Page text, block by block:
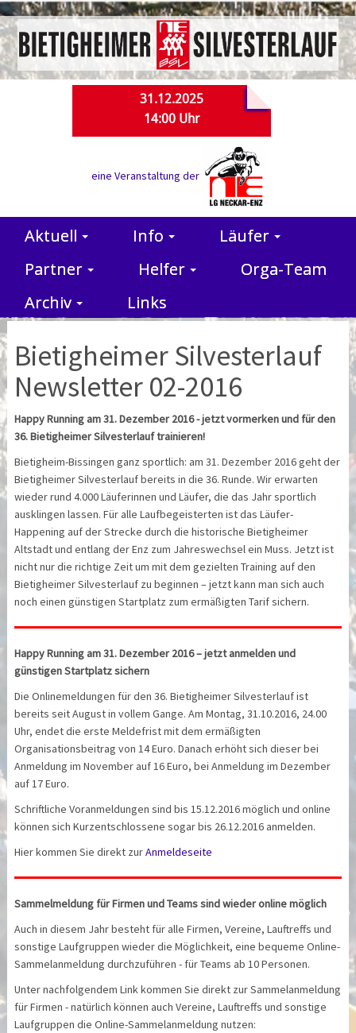
31.12.2025
14:00 Uhr
eine Veranstaltung der
Aktuell Info
Läufer
Partner
Helfer
Orga-Team
Archiv
Links
Bietigheimer Silvesterlauf
Newsletter 02-2016
Happy Running am 31. Dezember 2016 - jetzt vormerken und für den
36. Bietigheimer Silvesterlauf trainieren!
Bietigheim-Bissingen ganz sportlich: am 31. Dezember 2016 geht der
Bietigheimer Silvesterlauf bereits in die 36. Runde. Wir erwarten
wieder rund 4.000 Läuferinnen und Läufer, die das Jahr sportlich
ausklingen lassen. Für alle Laufbegeisterten ist das Läufer-
Happening auf der Strecke durch die historische Bietigheimer
Altstadt und entlang der Enz zum Jahreswechsel ein Muss. Jetzt ist
nicht nur die richtige Zeit um mit dem gezielten Training auf den
Bietigheimer Silvesterlauf zu beginnen – jetzt kann man sich auch
noch einen günstigen Startplatz zum ermäßigten Tarif sichern.
Happy Running am 31. Dezember 2016 – jetzt anmelden und
günstigen Startplatz sichern
Die Onlinemeldungen für den 36. Bietigheimer Silvesterlauf ist
bereits seit August in vollem Gange. Am Montag, 31.10.2016, 24.00
Uhr, endet die erste Meldefrist mit dem ermäßigten
Organisationsbeitrag von 14 Euro. Danach erhöht sich dieser bei
Anmeldung im November auf 16 Euro, bei Anmeldung im Dezember
auf 17 Euro.
Schriftliche Voranmeldungen sind bis 15.12.2016 möglich und online
können sich Kurzentschlossene sogar bis 26.12.2016 anmelden.
Hier kommen Sie direkt zurAnmeldeseite
Sammelmeldung für Firmen und Teams sind wieder online möglich
Auch in diesem Jahr besteht für alle Firmen, Vereine, Lauftreffs und
sonstige Laufgruppen wieder die Möglichkeit, eine bequeme Online-
Sammelanmeldung durchzuführen - für Teams ab 10 Personen.
Unter nachfolgendem Link kommen Sie direkt zur Sammelanmeldung
für Firmen - natürlich können auch Vereine, Lauftreffs und sonstige
Laufgruppen die Online-Sammelanmeldung nutzen: